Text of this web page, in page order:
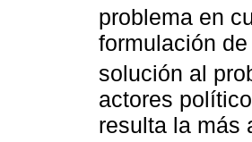
problema en
formulación
solución al
actores
resulta la más